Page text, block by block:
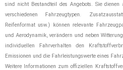
sind nicht Bestandteil des Angebots. Sie
verschiedenen Fahrzeugtypen.
Reifenformat usw.) können relevante
und Aerodynamik, verändern und neben
individuellen Fahrverhalten den
Emissionen und die Fahrleistungswerte eines
Weitere Informationen zum offiziellen